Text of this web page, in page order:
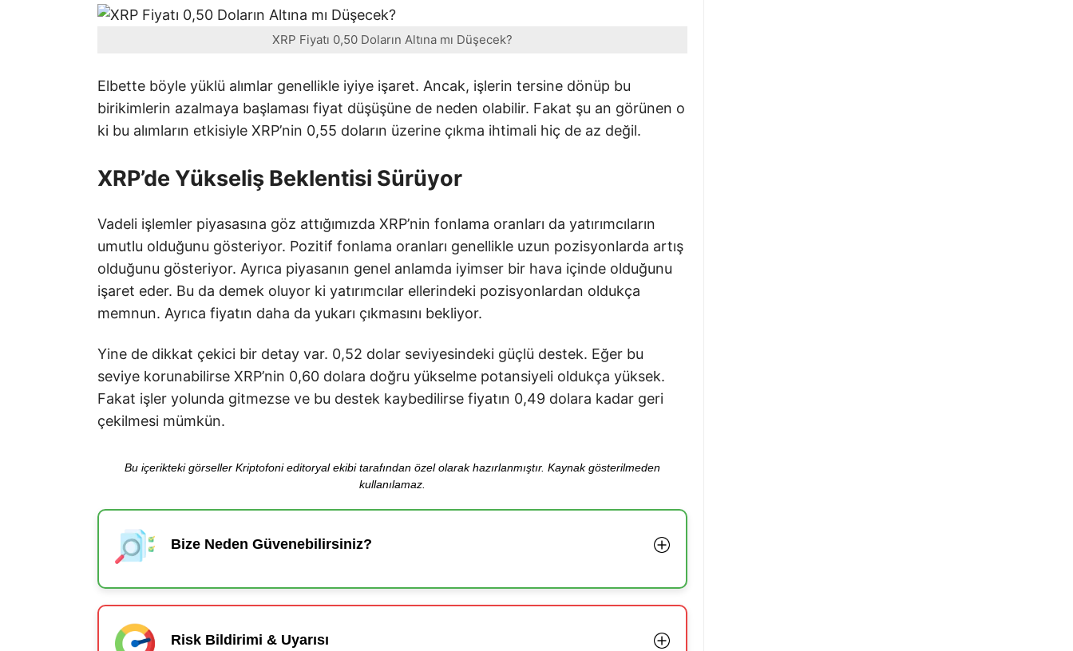
XRP Fiyatı 0,50 Doların Altına mı Düşecek?
Elbette böyle yüklü alımlar genellikle iyiye işaret. Ancak, işlerin tersine dönüp bu
birikimlerin azalmaya başlaması fiyat düşüşüne de neden olabilir. Fakat şu an görünen o
ki bu alımların etkisiyle XRP’nin 0,55 doların üzerine çıkma ihtimali hiç de az değil.
XRP’de Yükseliş Beklentisi Sürüyor
Vadeli işlemler piyasasına göz attığımızda XRP’nin fonlama oranları da yatırımcıların
umutlu olduğunu gösteriyor. Pozitif fonlama oranları genellikle uzun pozisyonlarda artış
olduğunu gösteriyor. Ayrıca piyasanın genel anlamda iyimser bir hava içinde olduğunu
işaret eder. Bu da demek oluyor ki yatırımcılar ellerindeki pozisyonlardan oldukça
memnun. Ayrıca fiyatın daha da yukarı çıkmasını bekliyor.
Yine de dikkat çekici bir detay var. 0,52 dolar seviyesindeki güçlü destek. Eğer bu
seviye korunabilirse XRP’nin 0,60 dolara doğru yükselme potansiyeli oldukça yüksek.
Fakat işler yolunda gitmezse ve bu destek kaybedilirse fiyatın 0,49 dolara kadar geri
çekilmesi mümkün.
Bu içerikteki görseller Kriptofoni editoryal ekibi tarafından özel olarak hazırlanmıştır. Kaynak gösterilmeden
kullanılamaz.
Bize Neden Güvenebilirsiniz?
Risk Bildirimi & Uyarısı